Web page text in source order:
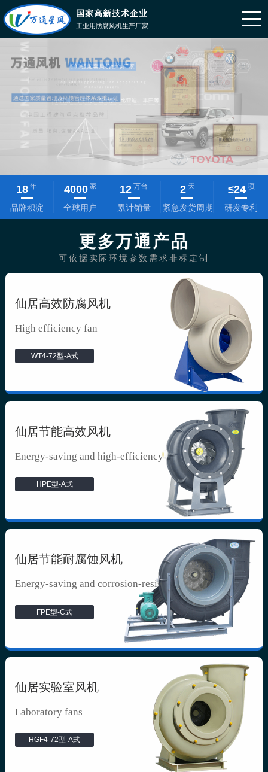
国家高新技术企业
工业用防腐风机生产厂家
18 年
品牌积淀
4000家
全球用户
12 万台
累计销量
2 天
紧急发货周期
≤24 项
研发专利
更多万通产品
— 可依据实际环境参数需求非标定制 —
仙居高效防腐风机
High efficiency fan
WT4-72型-A式
仙居节能高效风机
Energy-saving and high-efficiency f...
HPE型-A式
仙居节能耐腐蚀风机
Energy-saving and corrosion-resista...
FPE型-C式
仙居实验室风机
Laboratory fans
HGF4-72型-A式